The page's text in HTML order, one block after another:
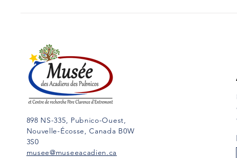
1990. Traduction...
898 NS-335, Pubnico-Ouest,
Nouvelle-Écosse, Canada B0W
3S0
musee@museeacadien.ca